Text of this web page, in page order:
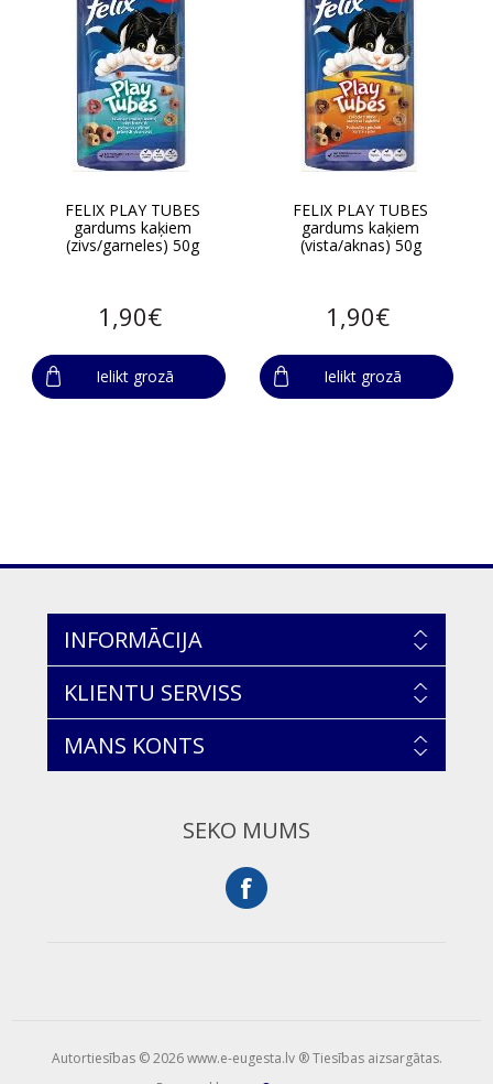
FELIX PLAY TUBES
gardums kaķiem
(zivs/garneles) 50g
1,90€
Ielikt grozā
FELIX PLAY TUBES
gardums kaķiem
(vista/aknas) 50g
1,90€
Ielikt grozā
INFORMĀCIJA
KLIENTU SERVISS
MANS KONTS
SEKO MUMS
Autortiesības © 2026 www.e-eugesta.lv ® Tiesības aizsargātas.